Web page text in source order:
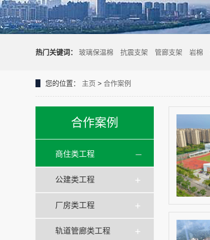
热门关键词： 玻璃保温棉 抗震支架 管廊支架 岩棉
您的位置： 主页 > 合作案例
合作案例
商住类工程
公建类工程
厂房类工程
轨道管廊类工程